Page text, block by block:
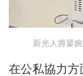
新光人壽廖
在公私協力